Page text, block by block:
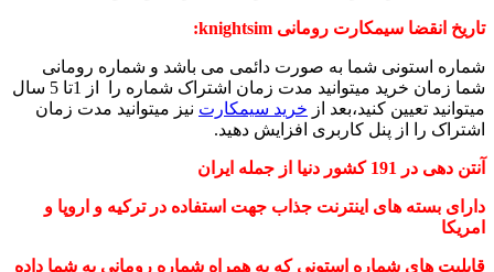
تاریخ انقضا سیمکارت رومانی knightsim:
شماره استونی شما به صورت دائمی می باشد و شماره رومانی
شما زمان خرید میتوانید مدت زمان اشتراک شماره را از 1تا 5 سال
میتوانید تعیین کنید،بعد از خرید سیمکارت نیز میتوانید مدت زمان
اشتراک را از پنل کاربری افزایش دهید.
آنتن دهی در 191 کشور دنیا از جمله ایران
دارای بسته های اینترنت جذاب جهت استفاده در ترکیه و اروپا و
امریکا
قابلیت های شماره استونی که به همراه شماره رومانی به شما داده